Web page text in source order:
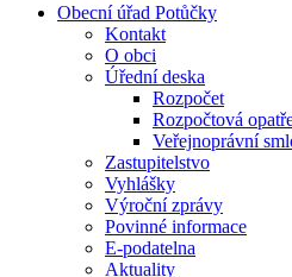
Obecní úřad Potůčky
Kontakt
O obci
Úřední deska
Rozpočet
Rozpočtová
Veřejnoprávní
Zastupitelstvo
Vyhlášky
Výroční zprávy
Povinné informace
E-podatelna
Aktuality